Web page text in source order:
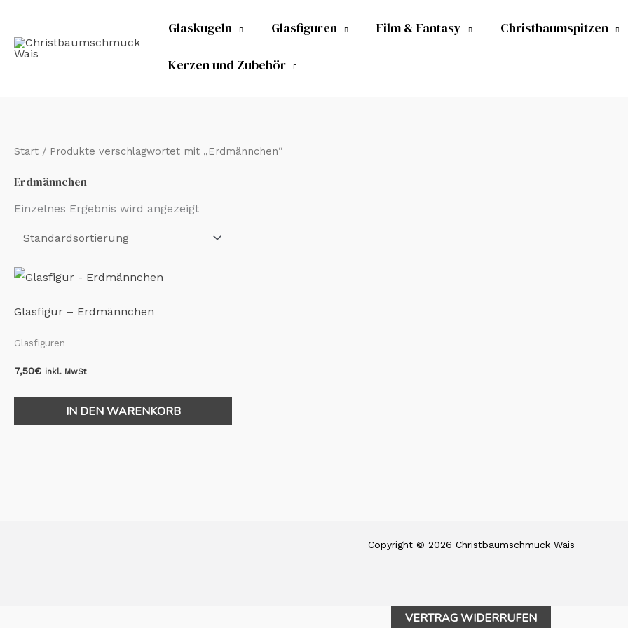
springen
Glaskugeln Glasfiguren Film & Fantasy Christbaumspitzen
Kerzen und Zubehör
Start / Produkte verschlagwortet mit „Erdmännchen“
Erdmännchen
Einzelnes Ergebnis wird angezeigt
Glasfigur – Erdmännchen
Glasfiguren
7,50€ inkl. MwSt
IN DEN WARENKORB
Copyright © 2026 Christbaumschmuck Wais
VERTRAG WIDERRUFEN